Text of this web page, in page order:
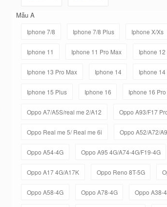
Mẫu A
Iphone 7/8 Iphone 7/8 Plus Iphone X/Xs
Iphone 11 Iphone 11 Pro Max Iphone 12
Iphone 13 Pro Max Iphone 14 Iphone 14
Iphone 15 Plus Iphone 16 Iphone 16 Pro
Oppo A7/A5S/real me 2/A12 Oppo A93/F17
Oppo Real me 5/ Real me 6i Oppo A52/A72/
Oppo A54-4G Oppo A95 4G/A74-4G/F19-4G
Oppo A17 4G/A17K Oppo Reno 8T-5G
Oppo A58-4G Oppo A78-4G Oppo A38-